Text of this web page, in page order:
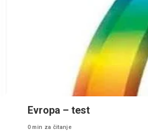
Evropa – test
0 min za čitanje